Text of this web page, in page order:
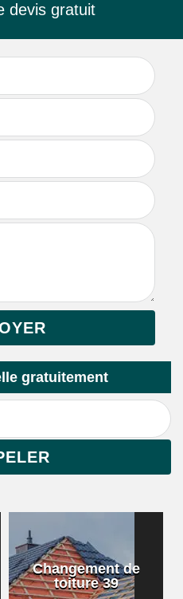
devis gratuit
gratuitement
Changement de
toiture 39